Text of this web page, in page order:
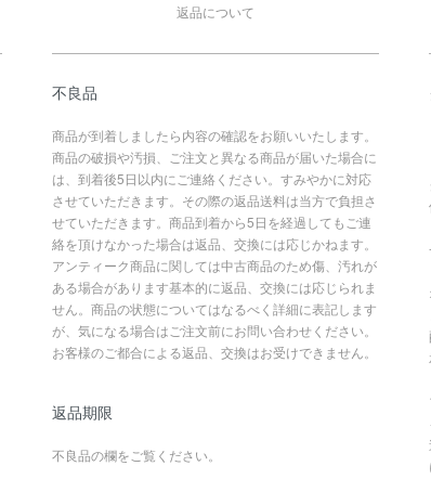
返品について
不良品
商品が到着しましたら内容の確認をお願いいたします。
商品の破損や汚損、ご注文と異なる商品が届いた場合に
は、到着後5日以内にご連絡ください。すみやかに対応
させていただきます。その際の返品送料は当方で負担さ
せていただきます。商品到着から5日を経過してもご連
絡を頂けなかった場合は返品、交換には応じかねます。
アンティーク商品に関しては中古商品のため傷、汚れが
ある場合があります基本的に返品、交換には応じられま
せん。商品の状態についてはなるべく詳細に表記します
が、気になる場合はご注文前にお問い合わせください。
お客様のご都合による返品、交換はお受けできません。
返品期限
不良品の欄をご覧ください。